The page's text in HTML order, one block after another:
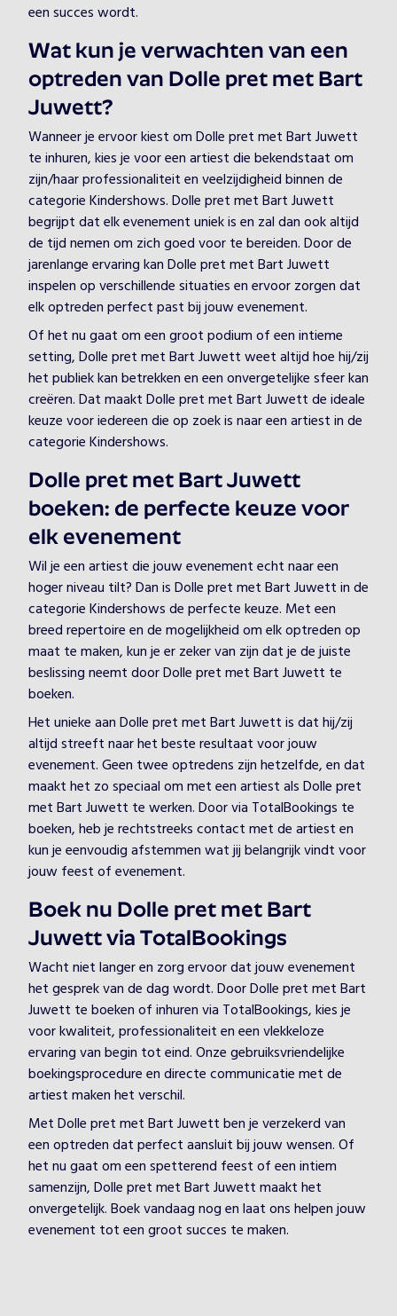
een succes wordt.
Wat kun je verwachten van een
optreden van Dolle pret met Bart
Juwett?
Wanneer je ervoor kiest om Dolle pret met Bart Juwett
te inhuren, kies je voor een artiest die bekendstaat om
zijn/haar professionaliteit en veelzijdigheid binnen de
categorie Kindershows. Dolle pret met Bart Juwett
begrijpt dat elk evenement uniek is en zal dan ook altijd
de tijd nemen om zich goed voor te bereiden. Door de
jarenlange ervaring kan Dolle pret met Bart Juwett
inspelen op verschillende situaties en ervoor zorgen dat
elk optreden perfect past bij jouw evenement.
Of het nu gaat om een groot podium of een intieme
setting, Dolle pret met Bart Juwett weet altijd hoe hij/zij
het publiek kan betrekken en een onvergetelijke sfeer kan
creëren. Dat maakt Dolle pret met Bart Juwett de ideale
keuze voor iedereen die op zoek is naar een artiest in de
categorie Kindershows.
Dolle pret met Bart Juwett
boeken: de perfecte keuze voor
elk evenement
Wil je een artiest die jouw evenement echt naar een
hoger niveau tilt? Dan is Dolle pret met Bart Juwett in de
categorie Kindershows de perfecte keuze. Met een
breed repertoire en de mogelijkheid om elk optreden op
maat te maken, kun je er zeker van zijn dat je de juiste
beslissing neemt door Dolle pret met Bart Juwett te
boeken.
Het unieke aan Dolle pret met Bart Juwett is dat hij/zij
altijd streeft naar het beste resultaat voor jouw
evenement. Geen twee optredens zijn hetzelfde, en dat
maakt het zo speciaal om met een artiest als Dolle pret
met Bart Juwett te werken. Door via TotalBookings te
boeken, heb je rechtstreeks contact met de artiest en
kun je eenvoudig afstemmen wat jij belangrijk vindt voor
jouw feest of evenement.
Boek nu Dolle pret met Bart
Juwett via TotalBookings
Wacht niet langer en zorg ervoor dat jouw evenement
het gesprek van de dag wordt. Door Dolle pret met Bart
Juwett te boeken of inhuren via TotalBookings, kies je
voor kwaliteit, professionaliteit en een vlekkeloze
ervaring van begin tot eind. Onze gebruiksvriendelijke
boekingsprocedure en directe communicatie met de
artiest maken het verschil.
Met Dolle pret met Bart Juwett ben je verzekerd van
een optreden dat perfect aansluit bij jouw wensen. Of
het nu gaat om een spetterend feest of een intiem
samenzijn, Dolle pret met Bart Juwett maakt het
onvergetelijk. Boek vandaag nog en laat ons helpen jouw
evenement tot een groot succes te maken.